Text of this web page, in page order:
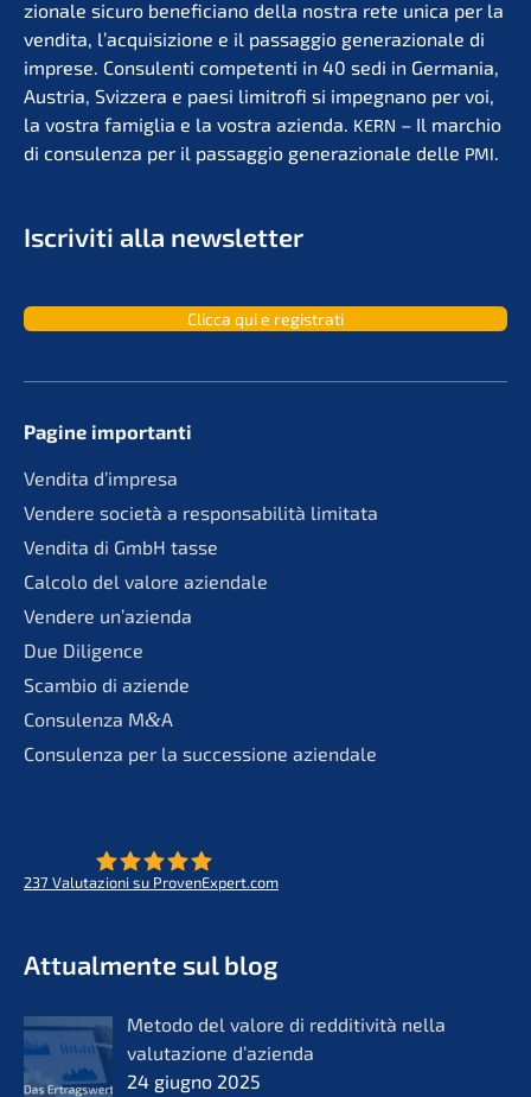
zio­na­le sicuro benefi­ci­a­no della nostra rete unica per la
vendita, l’acqui­si­zio­ne e il passag­gio genera­zio­na­le di
impre­se. Consu­len­ti compe­ten­ti in 40 sedi in Germa­nia,
Austria, Svizzera e paesi limit­ro­fi si impegna­no per voi,
la vostra famiglia e la vostra azien­da. KERN – Il marchio
di consu­len­za per il passag­gio genera­zio­na­le delle PMI.
Iscri­vi­ti alla newsletter
Clicca qui e registrati
Pagine importan­ti
Vendita d’impre­sa
Vende­re socie­tà a responsa­bi­li­tà limitata
Vendita di GmbH tasse
Calco­lo del valore aziendale
Vende­re un’azienda
Due Diligence
Scambio di aziende
Consu­len­za M&A
Consu­len­za per la succes­sio­ne aziendale
237 Valuta­zio­ni su ProvenExpert.com
Attual­men­te sul blog
Metodo del valore di reddi­ti­vi­tà nella
valuta­zio­ne d’azi­en­da
24 giugno 2025